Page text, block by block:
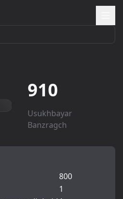
910
Usukhbayar
Banzragch
800
1